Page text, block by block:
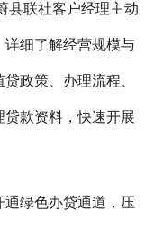
县联社客户经理主动
详细了解经营规模与
政策、办理流程、
款资料，快速开展
绿色办贷通道，压